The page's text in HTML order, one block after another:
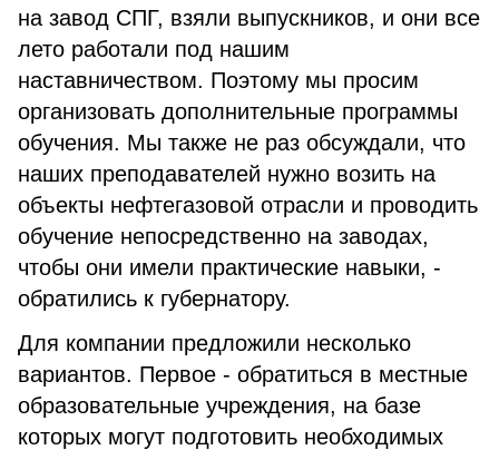
на завод СПГ, взяли выпускников, и они все
лето работали под нашим
наставничеством. Поэтому мы просим
организовать дополнительные программы
обучения. Мы также не раз обсуждали, что
наших преподавателей нужно возить на
объекты нефтегазовой отрасли и проводить
обучение непосредственно на заводах,
чтобы они имели практические навыки, -
обратились к губернатору.
Для компании предложили несколько
вариантов. Первое - обратиться в местные
образовательные учреждения, на базе
которых могут подготовить необходимых